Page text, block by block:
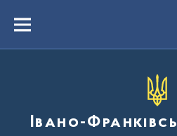
вмістуMenu
Івано-